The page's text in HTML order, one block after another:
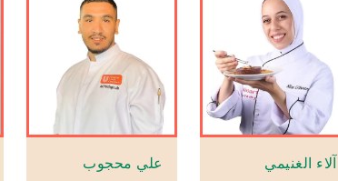
آلاء الغنيمي علي محجوب